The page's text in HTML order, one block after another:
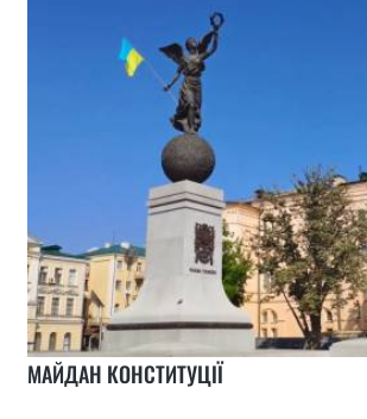
МАЙДАН КОНСТИТУЦІЇ